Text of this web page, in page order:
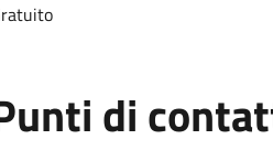
di